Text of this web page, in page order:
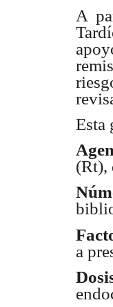
A
Esta
(Rt),
a